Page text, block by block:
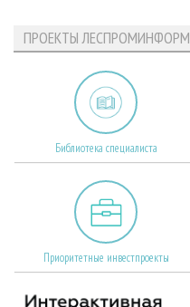
ПРОЕКТЫ ЛЕСПРОМИНФОРМ
Библиотека специалиста
Приоритетные инвестпроекты